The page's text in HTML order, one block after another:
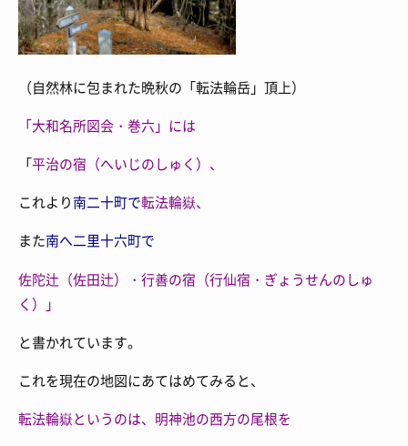
（自然林に包まれた晩秋の「転法輪岳」頂上）
「大和名所図会・巻六」には
「平治の宿（へいじのしゅく）、
これより 南二十町で転法輪嶽、
また南へ二里十六町で
佐陀辻（佐田辻）・行善の宿（行仙宿・ぎょうせんのしゅ
く）」
と書かれています。
これを現在の地図にあてはめてみると、
転法輪嶽というのは、 明神池の西方の尾根を